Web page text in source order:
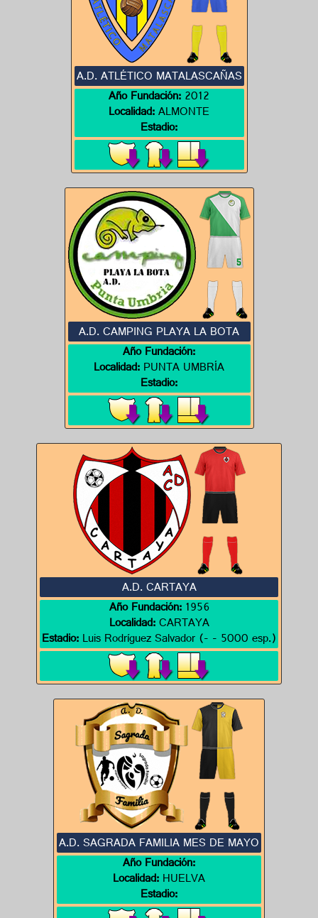
A.D. ATLÉTICO MATALASCAÑAS
Año Fundación:2012
Localidad:ALMONTE
Estadio:
A.D. CAMPING PLAYA LA BOTA
Año Fundación:
Localidad:PUNTA UMBRÍA
Estadio:
A.D. CARTAYA
Año Fundación:1956
Localidad:CARTAYA
Estadio:Luis Rodríguez Salvador (- - 5000 esp.)
A.D. SAGRADA FAMILIA MES DE MAYO
Año Fundación:
Localidad:HUELVA
Estadio: